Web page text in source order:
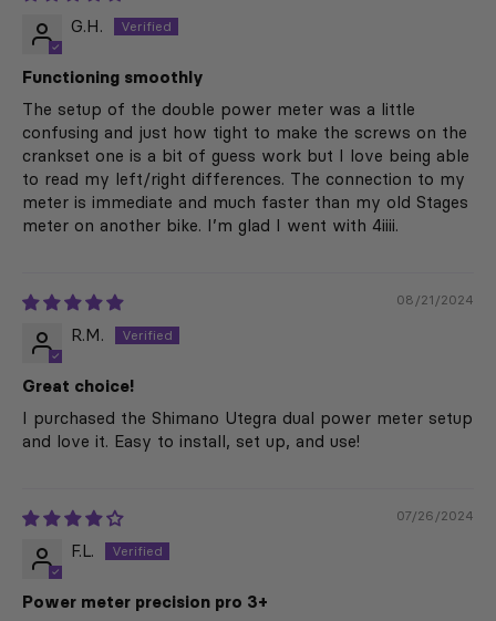
G.H.
Functioning smoothly
The setup of the double power meter was a little
confusing and just how tight to make the screws on the
crankset one is a bit of guess work but I love being able
to read my left/right differences. The connection to my
meter is immediate and much faster than my old Stages
meter on another bike. I’m glad I went with 4iiii.
08/21/2024
R.M.
Great choice!
I purchased the Shimano Utegra dual power meter setup
and love it. Easy to install, set up, and use!
07/26/2024
F.L.
Power meter precision pro 3+